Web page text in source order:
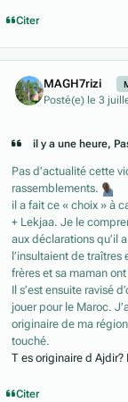
Citer
MAGH7rizi
Posté(e) le 3
il y a une heure,
Pas d’actualité cette
rassemblements.
il a fait ce « choix » à
+ Lekjaa. Je le
aux déclarations qu’il
l’insultaient de traîtres
frères et sa maman
Il s’est ensuite ravisé
jouer pour le Maroc.
originaire de ma
touché.
T es originaire d Ajdir?
Citer